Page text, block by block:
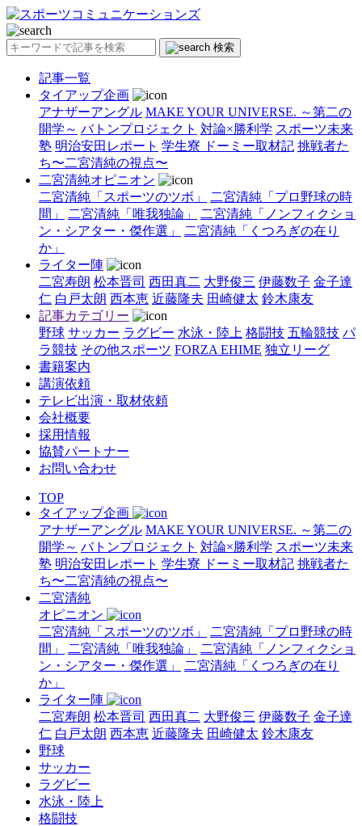
検索
記事一覧
タイアップ企画
アナザーアングル MAKE YOUR UNIVERSE. ～第二の
開学～ バトンプロジェクト 対論×勝利学 スポーツ未来
塾 明治安田レポート 学生寮 ドーミー取材記 挑戦者た
ち〜二宮清純の視点〜
二宮清純オピニオン
二宮清純「スポーツのツボ」
二宮清純「プロ野球の時
間」
二宮清純「唯我独論」
二宮清純「ノンフィクショ
ン・シアター・傑作選」
二宮清純「くつろぎの在り
か」
ライター陣
二宮寿朗 松本晋司 西田真二 大野俊三 伊藤数子 金子達
仁 白戸太朗 西本恵 近藤隆夫 田崎健太 鈴木康友
記事カテゴリー
野球 サッカー ラグビー 水泳・陸上 格闘技 五輪競技 パ
ラ競技 その他スポーツ FORZA EHIME 独立リーグ
書籍案内
講演依頼
テレビ出演・取材依頼
会社概要
採用情報
協賛パートナー
お問い合わせ
TOP
タイアップ企画
アナザーアングル MAKE YOUR UNIVERSE. ～第二の
開学～ バトンプロジェクト 対論×勝利学 スポーツ未来
塾 明治安田レポート 学生寮 ドーミー取材記 挑戦者た
ち〜二宮清純の視点〜
二宮清純
オピニオン
二宮清純「スポーツのツボ」
二宮清純「プロ野球の時
間」
二宮清純「唯我独論」
二宮清純「ノンフィクショ
ン・シアター・傑作選」
二宮清純「くつろぎの在り
か」
ライター陣
二宮寿朗 松本晋司 西田真二 大野俊三 伊藤数子 金子達
仁 白戸太朗 西本恵 近藤隆夫 田崎健太 鈴木康友
野球
サッカー
ラグビー
水泳・陸上
格闘技